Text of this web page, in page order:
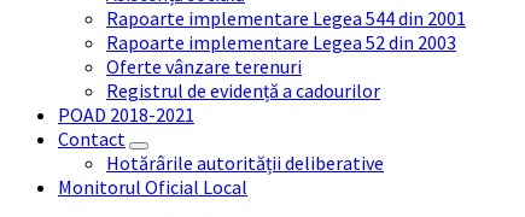
Rapoarte implementare Legea 544 din 2001
Rapoarte implementare Legea 52 din 2003
Oferte vânzare terenuri
Registrul de evidență a cadourilor
POAD 2018-2021
Contact
Hotărârile autorității deliberative
Monitorul Oficial Local